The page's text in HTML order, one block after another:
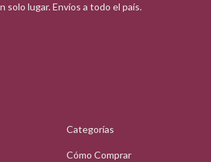
solo lugar. Envíos a todo el país.
Categorías
Cómo Comprar